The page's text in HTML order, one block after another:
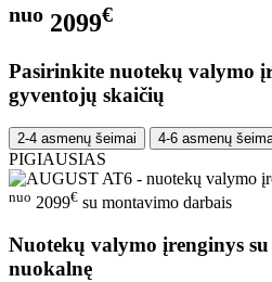
nuo 2099€
Pasirinkite nuotekų valymo
gyventojų skaičių
2-4 asmenų šeimai 4-6 asmenų
PIGIAUSIAS
nuo 2099€ su montavimo darbais
Nuotekų valymo įrenginys
nuokalnę